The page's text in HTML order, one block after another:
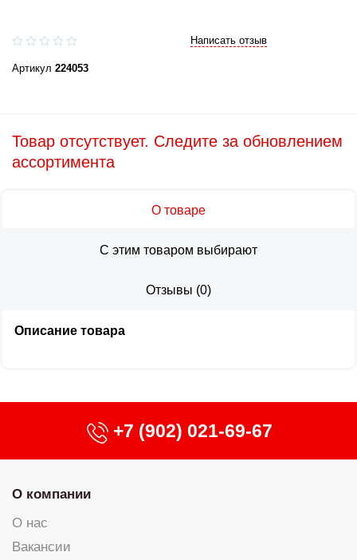
Написать отзыв
Артикул 224053
Товар отсутствует. Следите за обновлением
ассортимента
О товаре
С этим товаром выбирают
Отзывы (0)
Описание товара
+7 (902) 021-69-67
О компании
О нас
Вакансии